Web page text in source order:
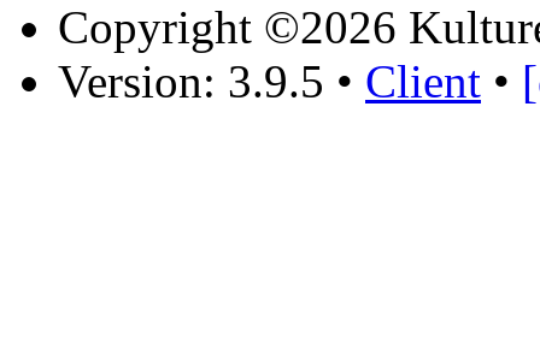
Copyright ©2026
Version: 3.9.5 • Client •